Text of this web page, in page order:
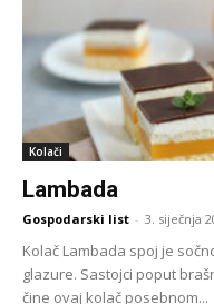
Kolači
Lambada
Gospodarski list - 3. siječnja
Kolač Lambada spoj je
glazure. Sastojci poput
čine ovaj kolač posebnom...